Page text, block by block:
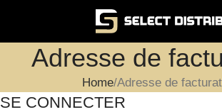
Adresse de
Home Adresse de
SE CONNECTER